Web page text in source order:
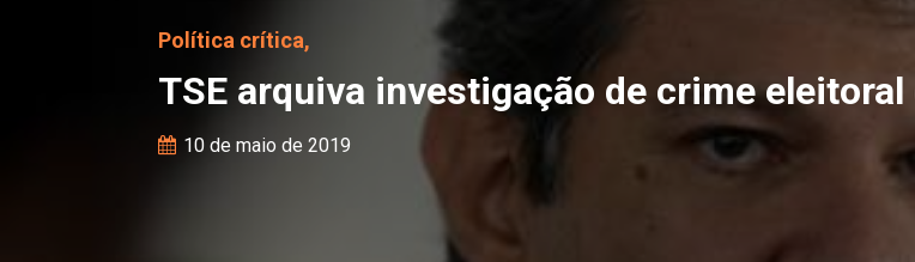
Política crítica,
TSE arquiva investigação de crime
10 de maio de 2019